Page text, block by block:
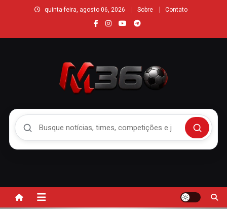
quinta-feira, agosto 06, 2026 Sobre Contato
Buscar